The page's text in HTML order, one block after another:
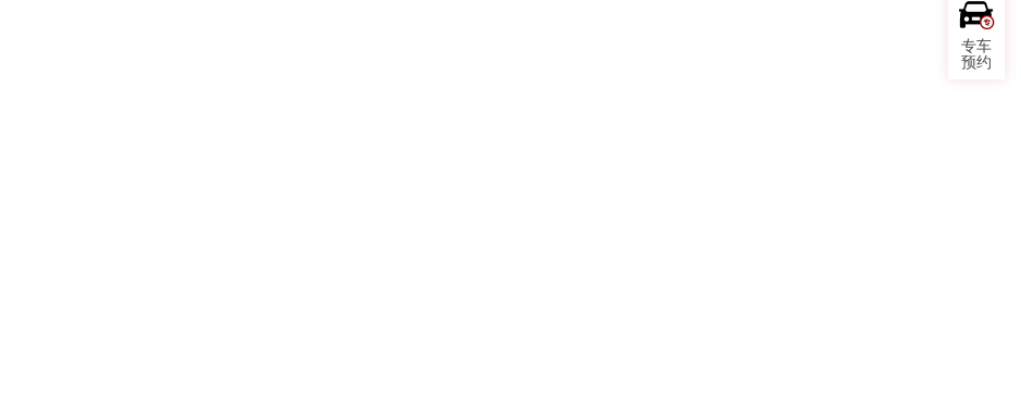
专车
预约